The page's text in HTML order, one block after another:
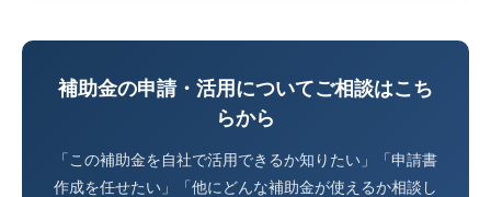
補助金の申請・活用についてご相談はこち
らから
「この補助金を自社で活用できるか知りたい」「申請書
作成を任せたい」「他にどんな補助金が使えるか相談し